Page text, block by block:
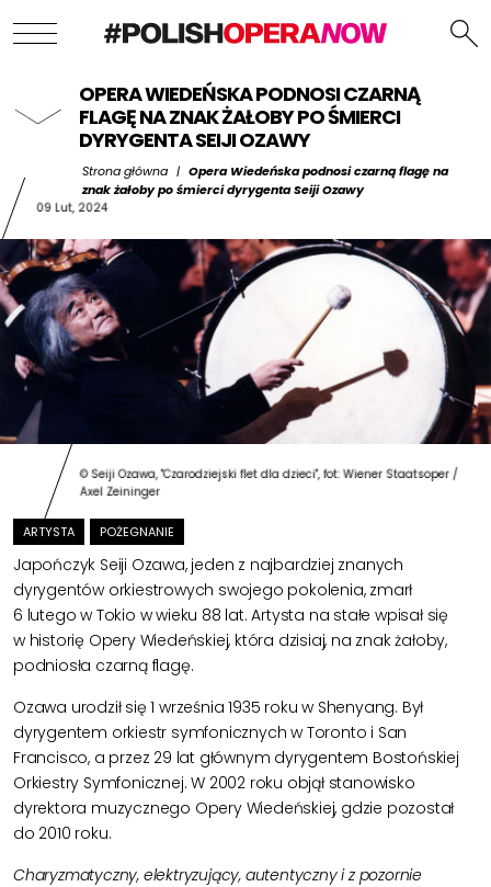
OPERA WIEDEŃSKA PODNOSI CZARNĄ
FLAGĘ NA ZNAK ŻAŁOBY PO ŚMIERCI
DYRYGENTA SEIJI OZAWY
Strona główna | Opera Wiedeńska podnosi czarną flagę na
znak żałoby po śmierci dyrygenta Seiji Ozawy
09 Lut, 2024
© Seiji Ozawa, "Czarodziejski flet dla dzieci", fot: Wiener Staatsoper /
Axel Zeininger
ARTYSTA POŻEGNANIE
Japończyk Seiji Ozawa, jeden z najbardziej znanych
dyrygentów orkiestrowych swojego pokolenia, zmarł
6 lutego w Tokio w wieku 88 lat. Artysta na stałe wpisał się
w historię Opery Wiedeńskiej, która dzisiaj, na znak żałoby,
podniosła czarną flagę.
Ozawa urodził się 1 września 1935 roku w Shenyang. Był
dyrygentem orkiestr symfonicznych w Toronto i San
Francisco, a przez 29 lat głównym dyrygentem Bostońskiej
Orkiestry Symfonicznej. W 2002 roku objął stanowisko
dyrektora muzycznego Opery Wiedeńskiej, gdzie pozostał
do 2010 roku.
Charyzmatyczny, elektryzujący, autentyczny i z pozornie